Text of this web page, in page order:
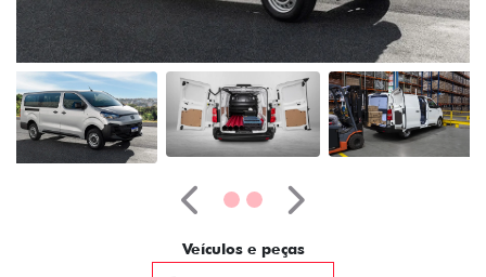
Anterior Próximo
Veículos e peças